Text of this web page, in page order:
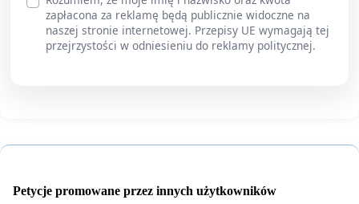
zapłacona za reklamę będą publicznie widoczne na
naszej stronie internetowej. Przepisy UE wymagają tej
przejrzystości w odniesieniu do reklamy politycznej.
Petycje promowane przez innych użytkowników